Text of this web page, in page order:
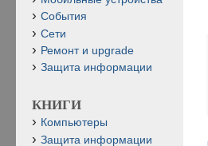
События
Сети
Ремонт и upgrade
Защита информации
КНИГИ
Компьютеры
Защита информации